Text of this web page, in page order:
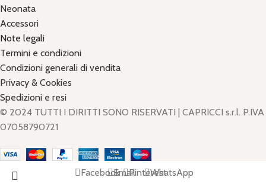
Neonata
Accessori
Note legali
Termini e condizioni
Condizioni generali di vendita
Privacy & Cookies
Spedizioni e resi
© 2024 TUTTI I DIRITTI SONO RISERVATI | CAPRICCI s.r.l. P.IVA
07058790721
FacebookEmailPinterestWhatsApp